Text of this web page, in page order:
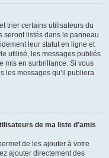
trier certains utilisateurs du
seront listés dans le panneau
leur statut en ligne et
utilisé, les messages publiés
mis en surbrillance. Si vous
les messages qu’il publiera
de ma liste d’amis
de les ajouter à votre
ajouter directement des